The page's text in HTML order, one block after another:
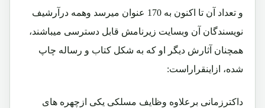
و تعداد آن تا اکنون به 170 عنوان میرسد وهمه درآرشیف
نویسندگان آن وبسایت زیرنامش قابل دسترسی میباشند،
همچنان آثارش دیگر او که به شکل کتاب و رساله چاپ
شده، ازاینقراراست:
داکترزمانی برعلاوه وظایف مسلکی یکی ازچهره های